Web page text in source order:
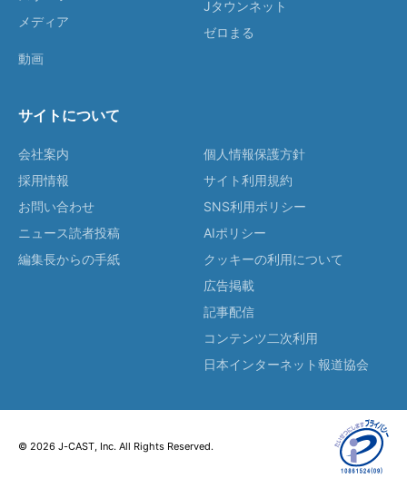
メディア
動画
Jタウンネット
ゼロまる
サイトについて
会社案内
採用情報
お問い合わせ
ニュース読者投稿
編集長からの手紙
個人情報保護方針
サイト利用規約
SNS利用ポリシー
AIポリシー
クッキーの利用について
広告掲載
記事配信
コンテンツ二次利用
日本インターネット報道協会
© 2026 J-CAST, Inc. All Rights Reserved.